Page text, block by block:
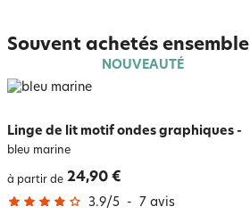
Souvent achetés ensemble
NOUVEAUTÉ
Linge de lit motif ondes graphiques -
bleu marine
à partir de 24,90 €
3.9/5 - 7 avis